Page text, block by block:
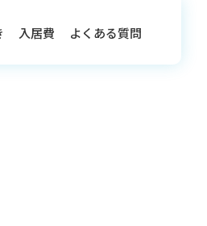
入居費 よくある質問